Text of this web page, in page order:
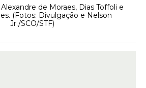
de Moraes, Dias Toffoli e
(Fotos: Divulgação e Nelson
Jr./SCO/STF)